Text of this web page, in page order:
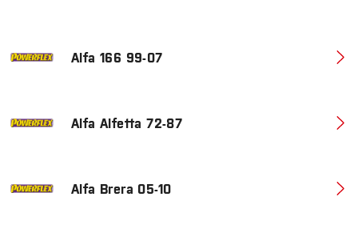
Alfa 166 99-07
Alfa Alfetta 72-87
Alfa Brera 05-10